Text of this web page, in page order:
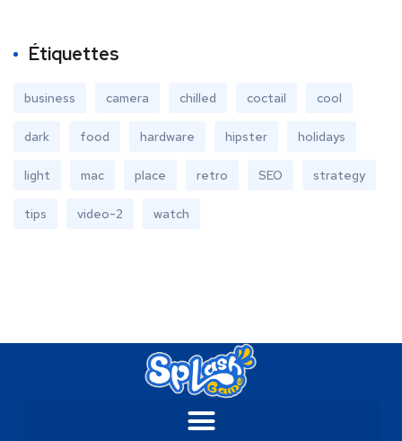
Étiquettes
business camera chilled coctail cool
dark food hardware hipster holidays
light mac place retro SEO strategy
tips video-2 watch